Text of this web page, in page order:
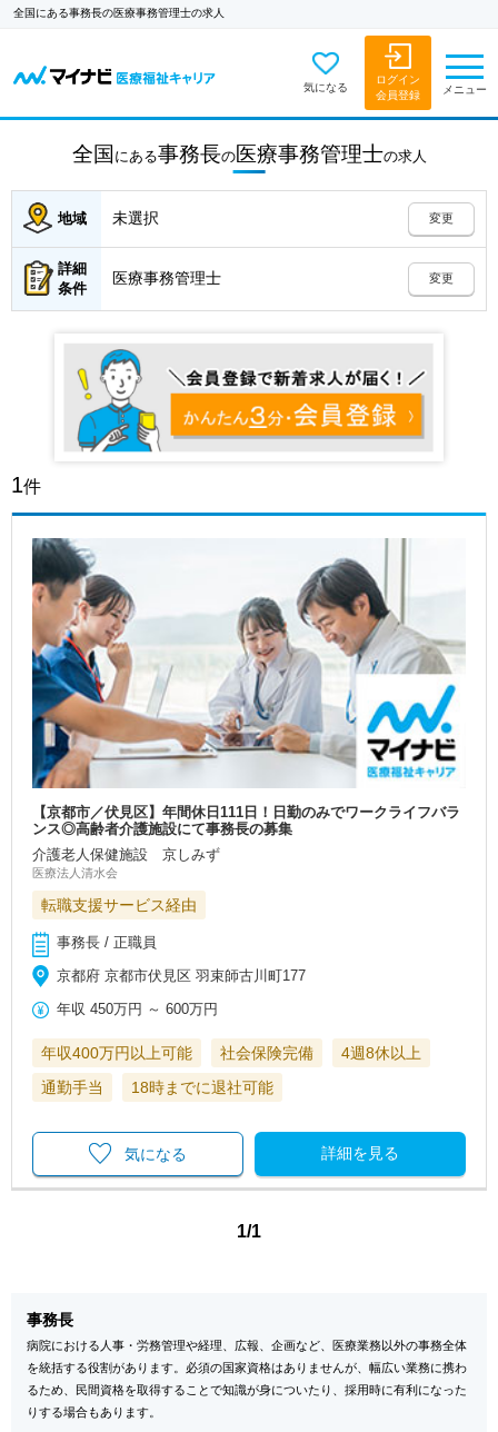
全国にある事務長の医療事務管理士の求人
気になる
ログイン
会員登録
メニュー
全国 にある事務長の医療事務管理士の求人
地域 未選択 変更
詳細
条件
医療事務管理士 変更
1件
【京都市／伏見区】年間休日111日！日勤のみでワークライフバラ
ンス◎高齢者介護施設にて事務長の募集
介護老人保健施設 京しみず
医療法人清水会
転職支援サービス経由
事務長 / 正職員
京都府 京都市伏見区 羽束師古川町177
年収 450万円 ～600万円
年収400万円以上可能 社会保険完備
4週8休以上
通勤手当
18時までに退社可能
詳細を見る
気になる
1/1
事務長
病院における人事・労務管理や経理、広報、企画など、医療業務以外の事務全体
を統括する役割があります。必須の国家資格はありませんが、幅広い業務に携わ
るため、民間資格を取得することで知識が身についたり、採用時に有利になった
りする場合もあります。